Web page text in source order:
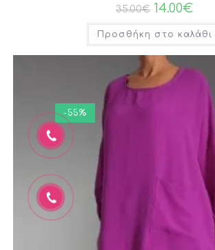
35.00€ 14.00€
Προσθήκη στο καλάθι
-55%